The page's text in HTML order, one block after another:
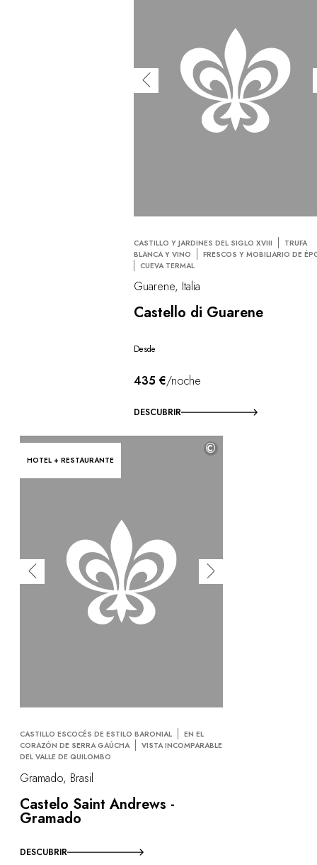
CASTILLO Y JARDINES DEL SIGLO XVIII
TRUFA
BLANCA Y VINO
FRESCOS Y MOBILIARIO DE
CUEVA TERMAL
Guarene, Italia
Castello di Guarene
Desde
435 €/noche
DESCUBRIR
HOTEL + RESTAURANTE
©
CASTILLO ESCOCÉS DE ESTILO BARONIAL
EN EL
CORAZÓN DE SERRA GAÚCHA
VISTA INCOMPARABLE
DEL VALLE DE QUILOMBO
Gramado, Brasil
Castelo Saint Andrews -
Gramado
DESCUBRIR